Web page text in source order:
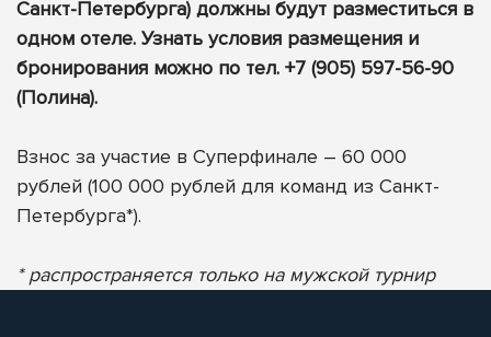
Санкт-Петербурга) должны будут разместиться в
одном отеле. Узнать условия размещения и
бронирования можно по тел. +7 (905) 597-56-90
(Полина).
Взнос за участие в Суперфинале – 60 000
рублей (100 000 рублей для команд из Санкт-
Петербурга*).
* распространяется только на мужской турнир